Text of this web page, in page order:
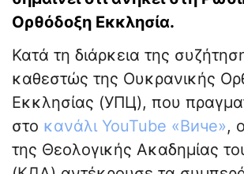
Ορθόδοξη Εκκλησία.
Κατά τη διάρκεια της
καθεστώς της Ουκρανικής
Εκκλησίας (УПЦ), που
στο κανάλι YouTube «Виче»,
της Θεολογικής Ακαδημίας